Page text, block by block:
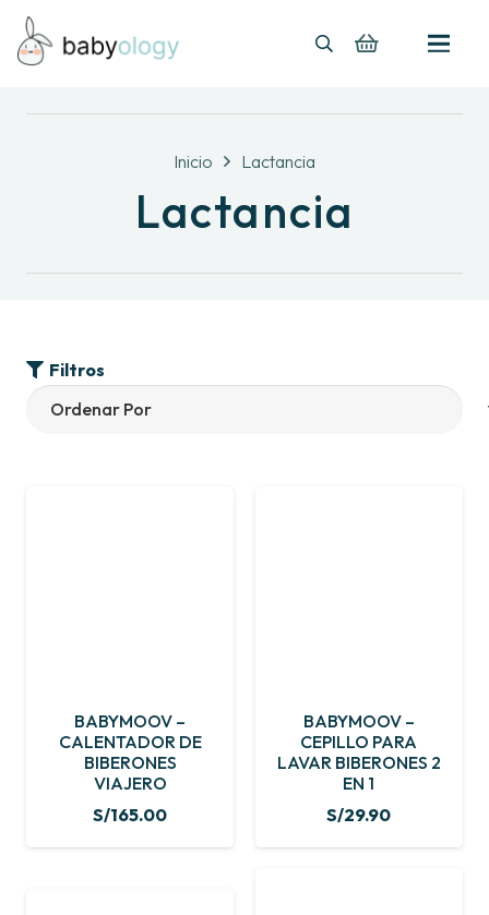
Inicio Lactancia
Lactancia
Filtros
BABYMOOV –
CALENTADOR DE
BIBERONES
VIAJERO
S/165.00
BABYMOOV –
CEPILLO PARA
LAVAR BIBERONES 2
EN 1
S/29.90